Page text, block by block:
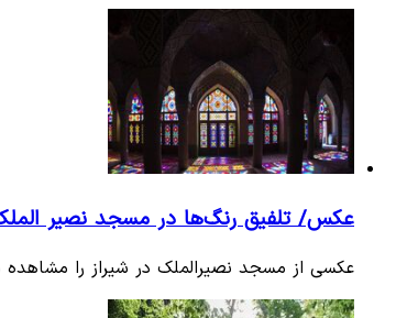
عکس/ تلفیق رنگ‌ها در مسجد نصیر
عکسی از مسجد نصیرالملک در شیراز را